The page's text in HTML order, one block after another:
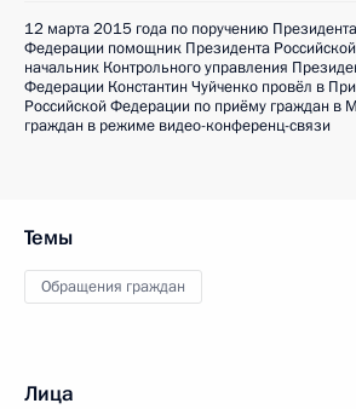
12 марта 2015 года по поручению
Федерации помощник Президента
начальник Контрольного управления
Федерации Константин Чуйченко провёл в
Российской Федерации по приёму граждан в
граждан в режиме видео-конференц-связи
Темы
Обращения граждан
Лица